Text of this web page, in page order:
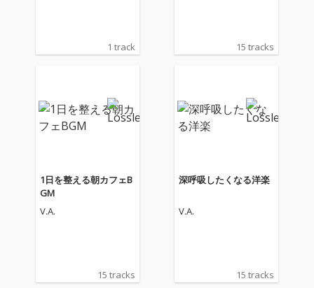
1 track 15 tracks
1日を整える朝カフェB
GM
V.A.
15 tracks
深呼吸したくなる洋楽
V.A.
15 tracks